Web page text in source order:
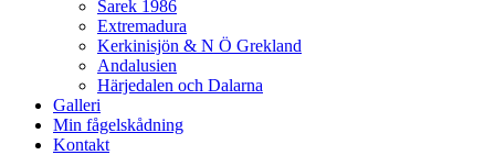
Sarek 1986
Extremadura
Kerkinisjön & N Ö Grekland
Andalusien
Härjedalen och Dalarna
Galleri
Min fågelskådning
Kontakt